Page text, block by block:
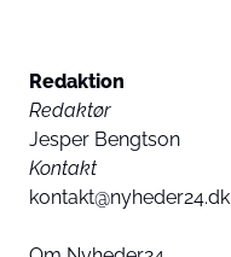
Redaktion
Redaktør
Jesper Bengtson
Kontakt
kontakt@nyheder24.dk